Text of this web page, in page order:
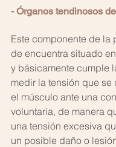
- Órganos tendinosos
Este componente de la
de encuentra situado
y básicamente cumple
medir la tensión que se
el músculo ante una
voluntaria, de manera
una tensión excesiva
un posible daño o